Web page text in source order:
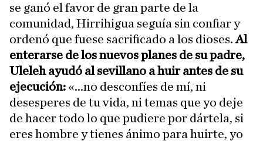
se ganó el favor de gran parte de la
comunidad, Hirrihigua seguía sin confiar y
ordenó que fuese sacrificado a los dioses.Al
enterarse de los nuevos planes de su padre,
Uleleh ayudó al sevillano a huir antes de su
ejecución: «...no desconfíes de mí, ni
desesperes de tu vida, ni temas que yo deje
de hacer todo lo que pudiere por dártela, si
eres hombre y tienes ánimo para huirte, yo